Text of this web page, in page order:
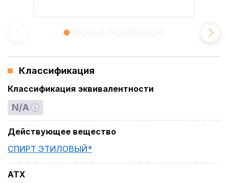
Классификация
Классификация эквивалентности
N/A
Действующее вещество
СПИРТ ЭТИЛОВЫЙ*
ATX